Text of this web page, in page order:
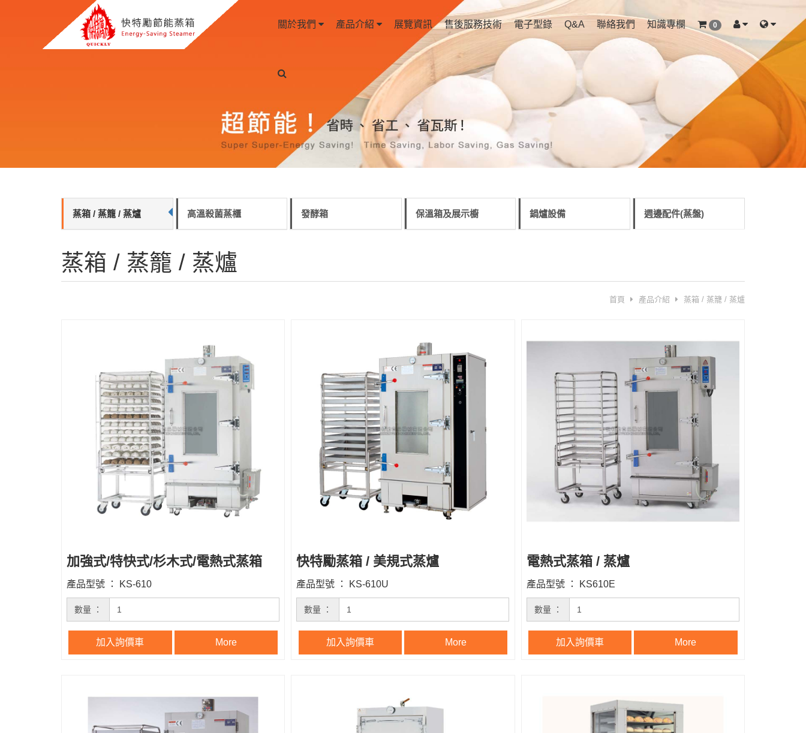
關於我們 產品介紹 展覽資訊 售後服務技術 電子型錄 Q&A 聯絡我們 知識專欄 0
蒸箱 / 蒸籠 / 蒸爐 高溫殺菌蒸櫃 發酵箱 保溫箱及展示櫥 鍋爐設備 週邊配件(蒸盤)
蒸箱 / 蒸籠 / 蒸爐
首頁 產品介紹 蒸箱 / 蒸籠 / 蒸爐
加強式/特快式/杉木式/電熱式蒸箱
產品型號 ： KS-610
數量 ：
加入詢價車 More
快特勵蒸箱 / 美規式蒸爐
產品型號 ： KS-610U
數量 ：
加入詢價車 More
電熱式蒸箱 / 蒸爐
產品型號 ： KS610E
數量 ：
加入詢價車 More